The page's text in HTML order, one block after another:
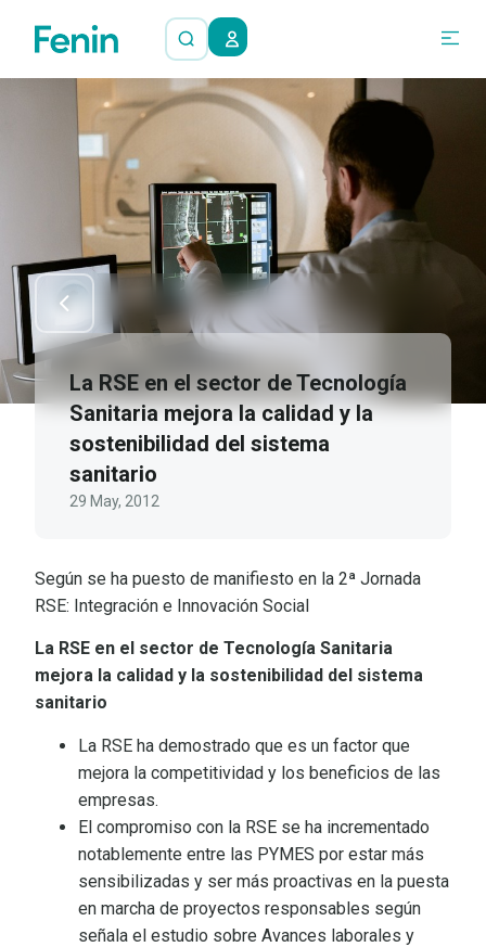
La RSE en el sector de Tecnología
Sanitaria mejora la calidad y la
sostenibilidad del sistema
sanitario
29 May, 2012
Según se ha puesto de manifiesto en la 2ª Jornada
RSE: Integración e Innovación Social
La RSE en el sector de Tecnología Sanitaria
mejora la calidad y la sostenibilidad del sistema
sanitario
La RSE ha demostrado que es un factor que
mejora la competitividad y los beneficios de las
empresas.
El compromiso con la RSE se ha incrementado
notablemente entre las PYMES por estar más
sensibilizadas y ser más proactivas en la puesta
en marcha de proyectos responsables según
señala el estudio sobre Avances laborales y